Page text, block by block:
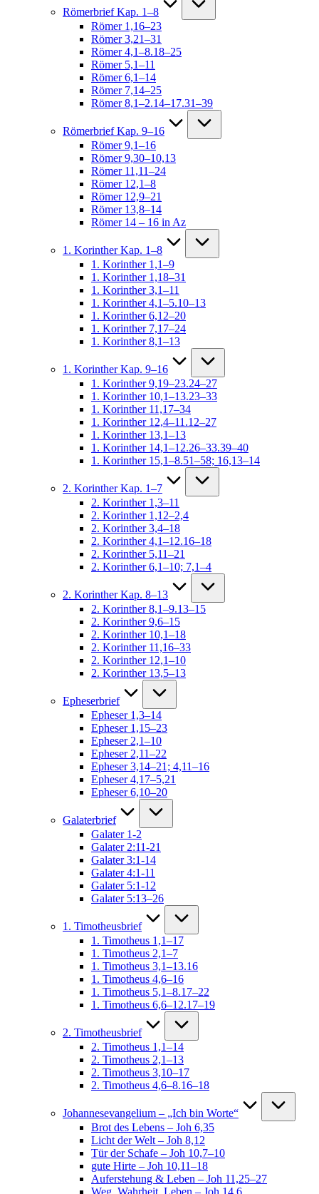
Römerbrief Kap. 1–8
Römer 1,16–23
Römer 3,21–31
Römer 4,1–8.18–25
Römer 5,1–11
Römer 6,1–14
Römer 7,14–25
Römer 8,1–2.14–17.31–39
Römerbrief Kap. 9–16
Römer 9,1–16
Römer 9,30–10,13
Römer 11,11–24
Römer 12,1–8
Römer 12,9–21
Römer 13,8–14
Römer 14 – 16 in Az
1. Korinther Kap. 1–8
1. Korinther 1,1–9
1. Korinther 1,18–31
1. Korinther 3,1–11
1. Korinther 4,1–5.10–13
1. Korinther 6,12–20
1. Korinther 7,17–24
1. Korinther 8,1–13
1. Korinther Kap. 9–16
1. Korinther 9,19–23.24–27
1. Korinther 10,1–13.23–33
1. Korinther 11,17–34
1. Korinther 12,4–11.12–27
1. Korinther 13,1–13
1. Korinther 14,1–12.26–33.39–40
1. Korinther 15,1–8.51–58; 16,13–14
2. Korinther Kap. 1–7
2. Korinther 1,3–11
2. Korinther 1,12–2,4
2. Korinther 3,4–18
2. Korinther 4,1–12.16–18
2. Korinther 5,11–21
2. Korinther 6,1–10; 7,1–4
2. Korinther Kap. 8–13
2. Korinther 8,1–9.13–15
2. Korinther 9,6–15
2. Korinther 10,1–18
2. Korinther 11,16–33
2. Korinther 12,1–10
2. Korinther 13,5–13
Epheserbrief
Epheser 1,3–14
Epheser 1,15–23
Epheser 2,1–10
Epheser 2,11–22
Epheser 3,14–21; 4,11–16
Epheser 4,17–5,21
Epheser 6,10–20
Galaterbrief
Galater 1-2
Galater 2:11-21
Galater 3:1-14
Galater 4:1-11
Galater 5:1-12
Galater 5:13–26
1. Timotheusbrief
1. Timotheus 1,1–17
1. Timotheus 2,1–7
1. Timotheus 3,1–13.16
1. Timotheus 4,6–16
1. Timotheus 5,1–8.17–22
1. Timotheus 6,6–12.17–19
2. Timotheusbrief
2. Timotheus 1,1–14
2. Timotheus 2,1–13
2. Timotheus 3,10–17
2. Timotheus 4,6–8.16–18
Johannesevangelium – „Ich bin Worte“
Brot des Lebens – Joh 6,35
Licht der Welt – Joh 8,12
Tür der Schafe – Joh 10,7–10
gute Hirte – Joh 10,11–18
Auferstehung & Leben – Joh 11,25–27
Weg, Wahrheit, Leben – Joh 14,6